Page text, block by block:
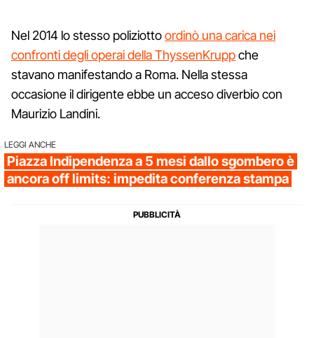
Nel 2014 lo stesso poliziottoordinò una carica nei
confronti degli operai della ThyssenKruppche
stavano manifestando a Roma. Nella stessa
occasione il dirigente ebbe un acceso diverbio con
Maurizio Landini.
LEGGI ANCHE
Piazza Indipendenza a 5 mesi dallo sgombero è
ancora off limits: impedita conferenza stampa